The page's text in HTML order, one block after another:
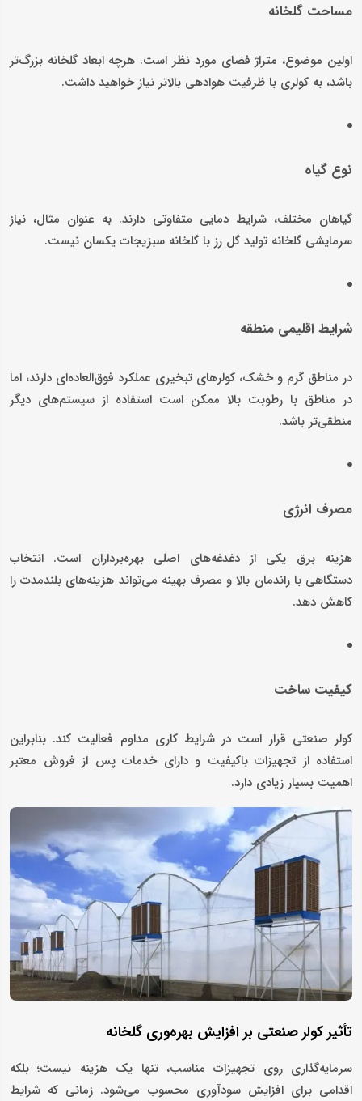
مساحت گلخانه
اولین موضوع، متراژ فضای مورد نظر است. هرچه ابعاد گلخانه بزرگ‌تر
باشد، به کولری با ظرفیت هوادهی بالاتر نیاز خواهید داشت.
نوع گیاه
گیاهان مختلف، شرایط دمایی متفاوتی دارند. به عنوان مثال، نیاز
سرمایشی گلخانه تولید گل رز با گلخانه سبزیجات یکسان نیست.
شرایط اقلیمی منطقه
در مناطق گرم و خشک، کولرهای تبخیری عملکرد فوق‌العاده‌ای دارند، اما
در مناطق با رطوبت بالا ممکن است استفاده از سیستم‌های دیگر
منطقی‌تر باشد.
مصرف انرژی
هزینه برق یکی از دغدغه‌های اصلی بهره‌برداران است. انتخاب
دستگاهی با راندمان بالا و مصرف بهینه می‌تواند هزینه‌های بلندمدت را
کاهش دهد.
کیفیت ساخت
کولر صنعتی قرار است در شرایط کاری مداوم فعالیت کند. بنابراین
استفاده از تجهیزات باکیفیت و دارای خدمات پس از فروش معتبر
اهمیت بسیار زیادی دارد.
تأثیر کولر صنعتی بر افزایش بهره‌وری گلخانه
سرمایه‌گذاری روی تجهیزات مناسب، تنها یک هزینه نیست؛ بلکه
اقدامی برای افزایش سودآوری محسوب می‌شود. زمانی که شرایط